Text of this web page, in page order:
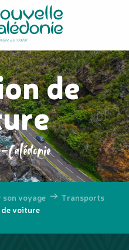
de
voyage
Transports
voiture